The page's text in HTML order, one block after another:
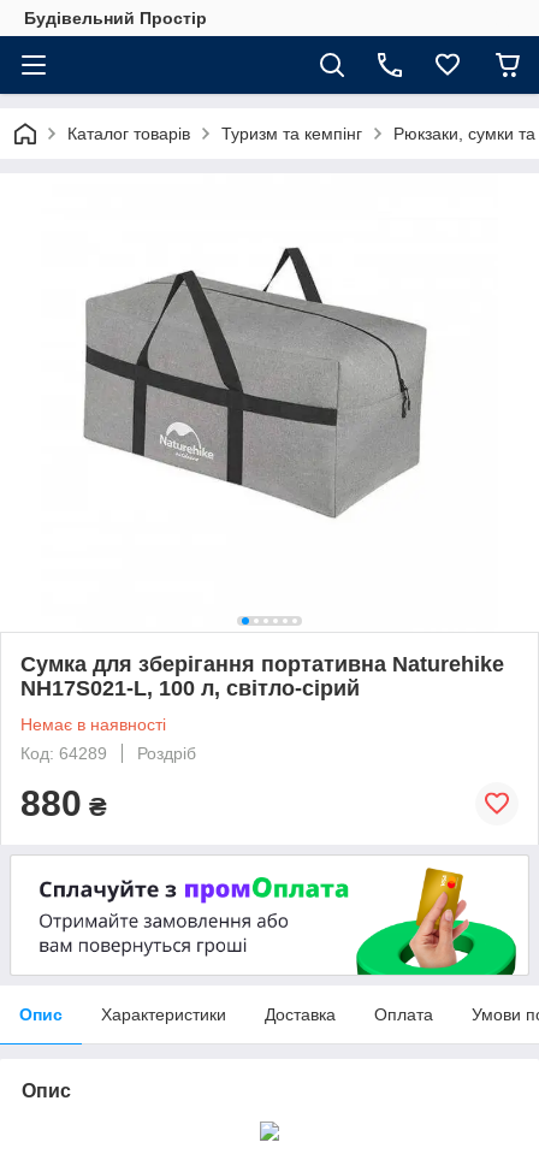
Будівельний Простір
Каталог товарів Туризм та кемпінг Рюкзаки, сумки
Сумка для зберігання портативна Naturehike
NH17S021-L, 100 л, світло-сірий
Немає в наявності
Код: 64289
Роздріб
880 ₴
Опис Характеристики Доставка Оплата Умови
Опис